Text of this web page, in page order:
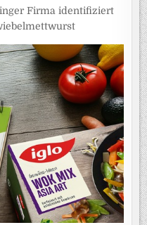
Firma identifiziert